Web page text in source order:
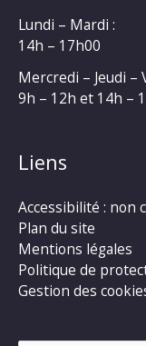
Lundi – Mardi :
14h – 17h00
Mercredi – Jeudi –
9h – 12h et 14h –
Liens
Accessibilité : non
Plan du site
Mentions légales
Politique de
Gestion des